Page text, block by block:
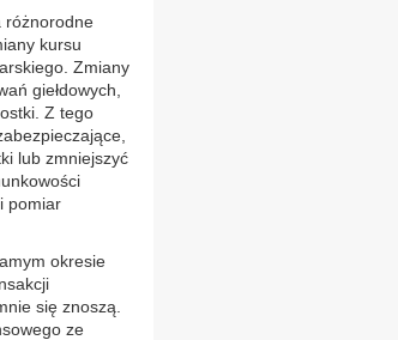
różnorodne
kursu
Zmiany
giełdowych,
Z tego
lub zmniejszyć
pomiar
okresie
się znoszą.
ze